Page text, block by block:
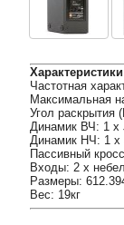
Частотная
Максимальная
Угол раскрытия
Динамик ВЧ: 1 x
Динамик НЧ: 1 x
Пассивный
Входы: 2 x
Размеры:
Вес: 19кг